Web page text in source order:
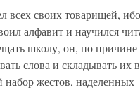
всех своих товарищей,
алфавит и научился
школу, он, по причине
слова и складывать их
набор жестов, наделенных